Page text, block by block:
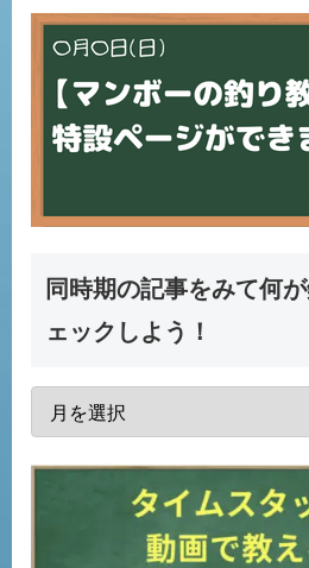
同時期の記事をみて何
ェックしよう！